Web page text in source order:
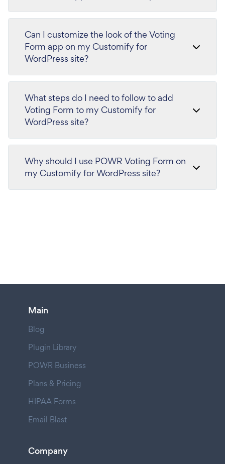
Can I customize the look of the Voting
Form app on my Customify for
WordPress site?
What steps do I need to follow to add
Voting Form to my Customify for
WordPress site?
Why should I use POWR Voting Form on
my Customify for WordPress site?
Main
Blog
Plugin Library
POWR Business
Plans & Pricing
HIPAA Forms
Email Blast
Company